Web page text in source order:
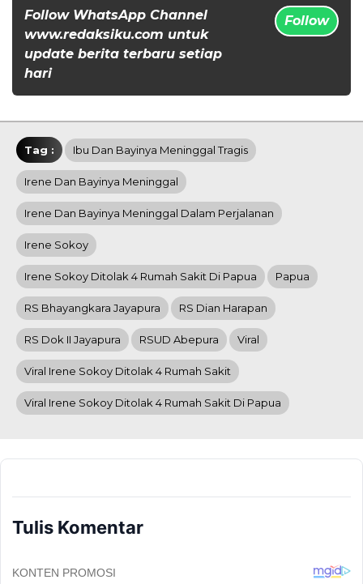
Follow WhatsApp Channel
www.redaksiku.com untuk
update berita terbaru setiap
hari
Follow
Tag : Ibu Dan Bayinya Meninggal Tragis
Irene Dan Bayinya Meninggal
Irene Dan Bayinya Meninggal Dalam Perjalanan
Irene Sokoy
Irene Sokoy Ditolak 4 Rumah Sakit Di Papua Papua
RS Bhayangkara Jayapura RS Dian Harapan
RS Dok II Jayapura RSUD Abepura Viral
Viral Irene Sokoy Ditolak 4 Rumah Sakit
Viral Irene Sokoy Ditolak 4 Rumah Sakit Di Papua
Tulis Komentar